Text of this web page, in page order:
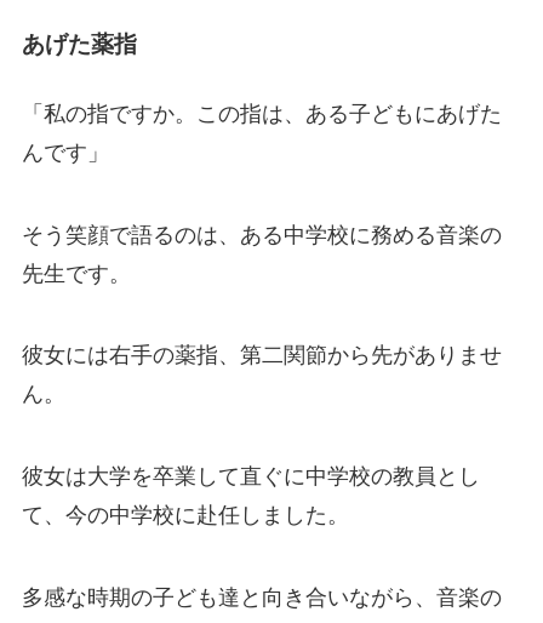
あげた薬指
「私の指ですか。この指は、ある子どもにあげた
んです」
そう笑顔で語るのは、ある中学校に務める音楽の
先生です。
彼女には右手の薬指、第二関節から先がありませ
ん。
彼女は大学を卒業して直ぐに中学校の教員とし
て、今の中学校に赴任しました。
多感な時期の子ども達と向き合いながら、音楽の